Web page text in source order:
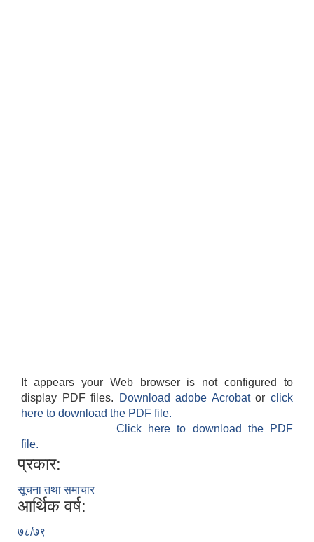
It appears your Web browser is not configured to
display PDF files.
Download adobe Acrobatorclick
here to download the PDF file.
Click here to download the PDF
file.
प्रकार:
सूचना तथा समाचार
आर्थिक वर्ष:
७८/७९